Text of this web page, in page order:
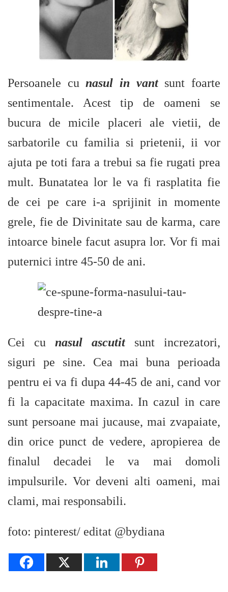
Persoanele cunasul in vantsunt foarte
sentimentale. Acest tip de oameni se
bucura de micile placeri ale vietii, de
sarbatorile cu familia si prietenii, ii vor
ajuta pe toti fara a trebui sa fie rugati prea
mult. Bunatatea lor le va fi rasplatita fie
de cei pe care i-a sprijinit in momente
grele, fie de Divinitate sau de karma, care
intoarce binele facut asupra lor. Vor fi mai
puternici intre 45-50 de ani.
Cei cu nasul ascutitsunt increzatori,
siguri pe sine. Cea mai buna perioada
pentru ei va fi dupa 44-45 de ani, cand vor
fi la capacitate maxima. In cazul in care
sunt persoane mai jucause, mai zvapaiate,
din orice punct de vedere, apropierea de
finalul decadei le va mai domoli
impulsurile. Vor deveni alti oameni, mai
clami, mai responsabili.
foto: pinterest/ editat @bydiana